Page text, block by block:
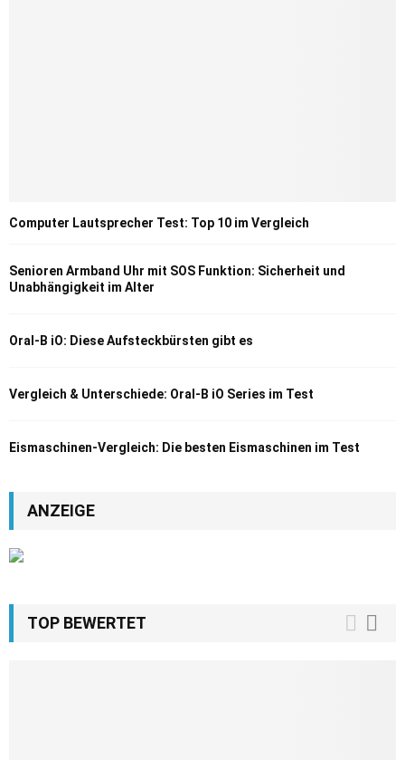
Computer Lautsprecher Test: Top 10 im Vergleich
Senioren Armband Uhr mit SOS Funktion: Sicherheit und
Unabhängigkeit im Alter
Oral-B iO: Diese Aufsteckbürsten gibt es
Vergleich & Unterschiede: Oral-B iO Series im Test
Eismaschinen-Vergleich: Die besten Eismaschinen im Test
ANZEIGE
TOP BEWERTET